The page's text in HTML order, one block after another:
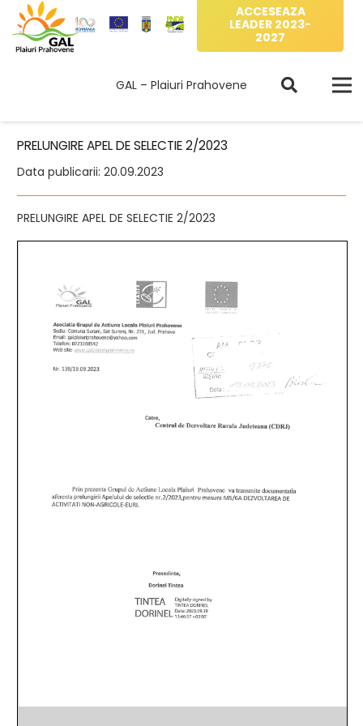
ACCESEAZA
LEADER 2023-
2027
GAL – Plaiuri Prahovene
PRELUNGIRE APEL DE SELECTIE 2/2023
Data publicarii: 20.09.2023
PRELUNGIRE APEL DE SELECTIE 2/2023